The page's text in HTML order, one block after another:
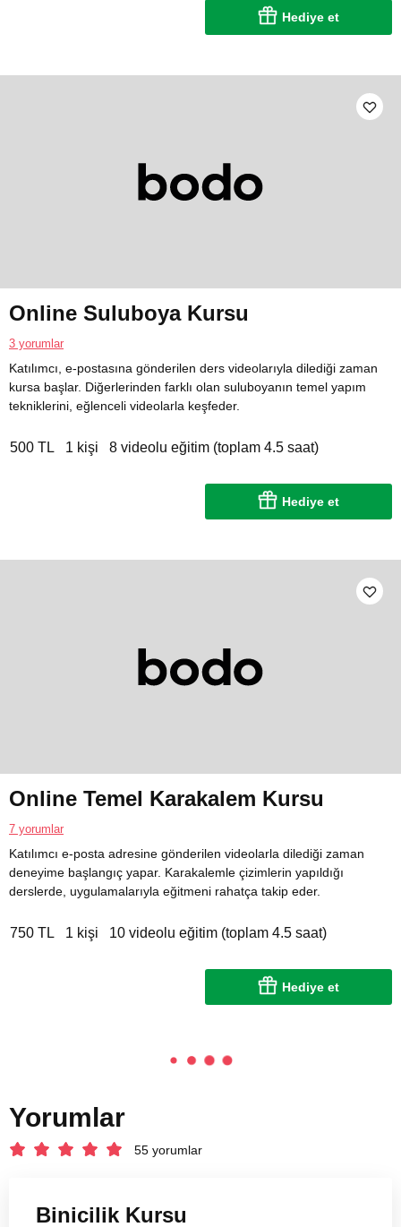
Hediye et
Online Suluboya Kursu
3 yorumlar
Katılımcı, e-postasına gönderilen ders videolarıyla dilediği zaman
kursa başlar. Diğerlerinden farklı olan suluboyanın temel yapım
tekniklerini, eğlenceli videolarla keşfeder.
500 TL 1 kişi 8 videolu eğitim (toplam 4.5 saat)
Hediye et
Online Temel Karakalem Kursu
7 yorumlar
Katılımcı e-posta adresine gönderilen videolarla dilediği zaman
deneyime başlangıç yapar. Karakalemle çizimlerin yapıldığı
derslerde, uygulamalarıyla eğitmeni rahatça takip eder.
750 TL 1 kişi 10 videolu eğitim (toplam 4.5 saat)
Hediye et
Yorumlar
55 yorumlar
Binicilik Kursu